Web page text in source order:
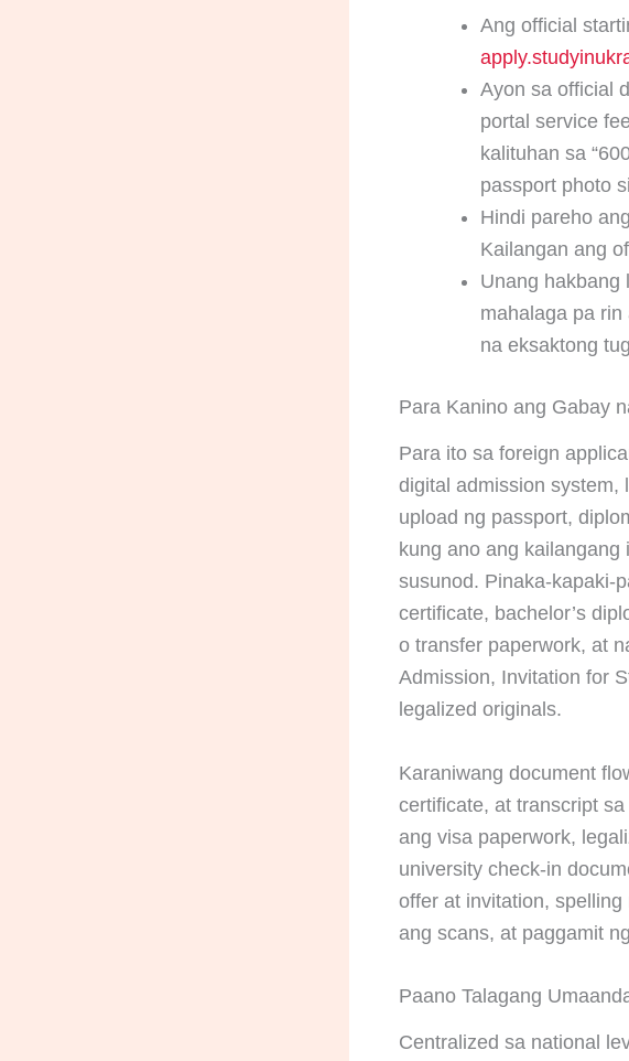
Ang official
Ayon sa official
portal service
kalituhan sa
passport photo
Hindi pareho ang
Kailangan ang
Unang hakbang
mahalaga pa
na eksaktong
Para Kanino ang Gabay
Para ito sa foreign
digital admission system,
upload ng passport,
kung ano ang
susunod. Pinaka-kapaki-
certificate, bachelor’s
o transfer paperwork, at
Admission, Invitation for
legalized originals.
Karaniwang document
certificate, at transcript
ang visa paperwork,
university check-in
offer at invitation,
ang scans, at paggamit
Paano Talagang
Centralized sa national